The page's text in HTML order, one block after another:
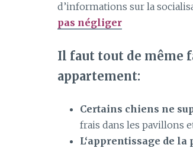
d’informations sur la
pas négliger
Il faut tout de même
appartement:
Certains chiens ne
frais dans les pavillons
L‘apprentissage de